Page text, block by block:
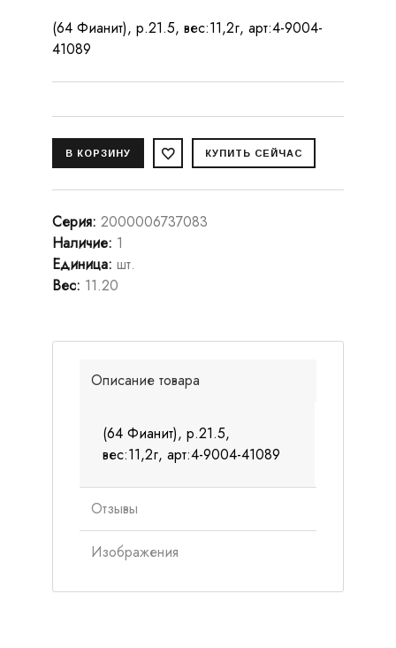
(64 Фианит), р.21.5, вес:11,2г, арт:4-9004-
41089
Серия: 2000006737083
Наличие: 1
Единица: шт.
Вес: 11.20
Описание товара
(64 Фианит), р.21.5,
вес:11,2г, арт:4-9004-41089
Отзывы
Изображения